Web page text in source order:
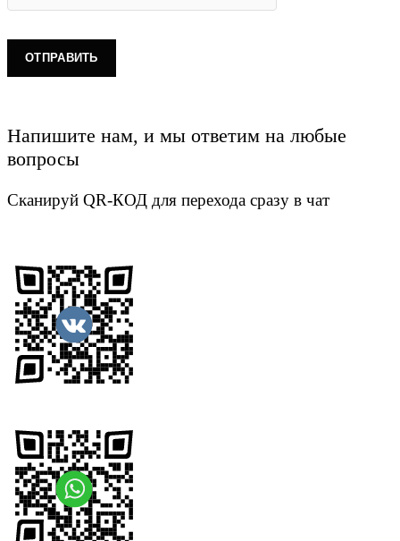
Напишите нам, и мы ответим на любые
вопросы
Сканируй QR-КОД для перехода сразу в чат